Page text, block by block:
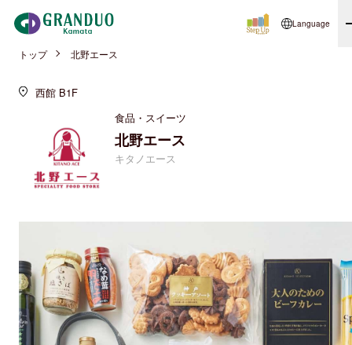
Language
トップ 北野エース
西館 B1F
食品・スイーツ
北野エース
キタノエース